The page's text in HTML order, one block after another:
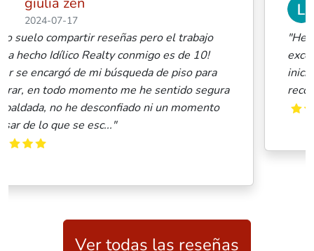
"He realizado una operación con Esther y fue
excelente. No solo gran predisposición en la
inicial, sino seguimiento en todo momento.
recomendable"
Ver todas las reseñas